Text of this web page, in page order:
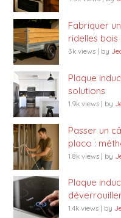
Fabriquer
ridelles
3k views | by
Plaque
solutions
1.9k views | by
Passer un
placo :
1.8k views | by
Plaque
1.4k views | by